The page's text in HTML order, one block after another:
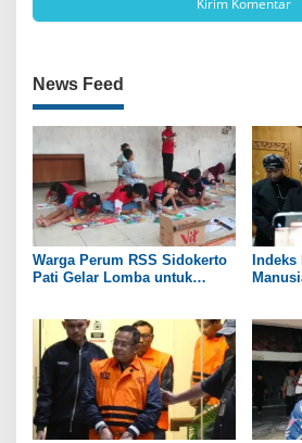
News Feed
Warga Perum RSS Sidokerto
Pati Gelar Lomba untuk